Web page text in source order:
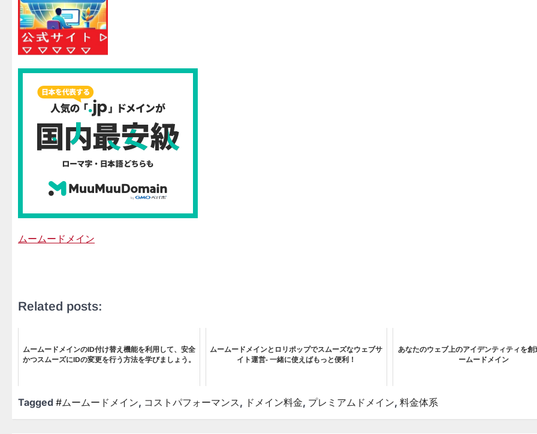
ムームードメイン
Related posts:
ムームードメインのID付け替え機能を利用して、安全
かつスムーズにIDの変更を行う方法を学びましょう。
ムームードメインとロリポップでスムーズなウェブサ
イト運営- 一緒に使えばもっと便利！
あなたのウェブ上のアイデンティティを創
ームードメイン
Tagged #ムームードメイン, コストパフォーマンス, ドメイン料金, プレミアムドメイン, 料金体系